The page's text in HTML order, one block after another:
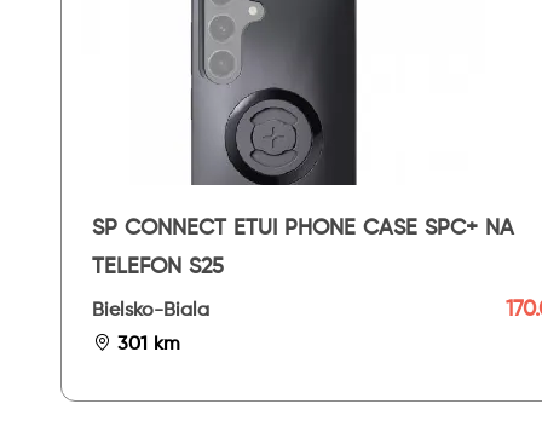
SP CONNECT ETUI PHONE CASE SPC+ NA
TELEFON S25
Bielsko-Biala
301 km